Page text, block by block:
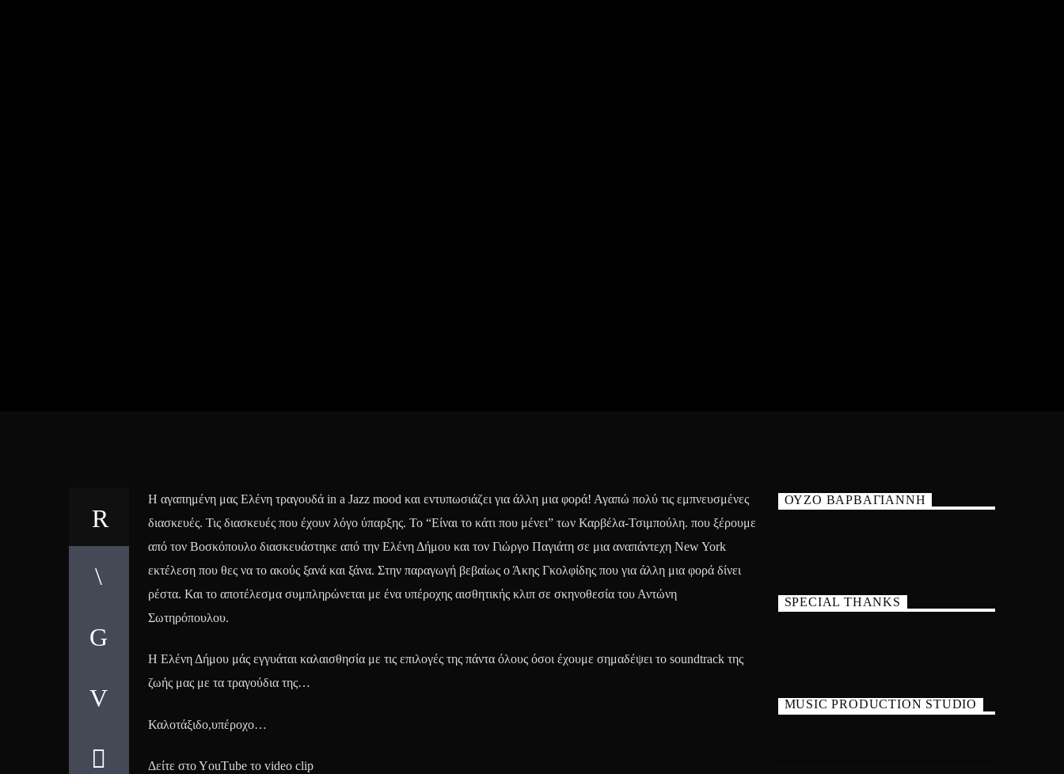
Η αγαπημένη μας Ελένη τραγουδά in a Jazz mood και εντυπωσιάζει για άλλη μια φορά! Αγαπώ πολύ τις εμπνευσμένες
διασκευές. Τις διασκευές που έχουν λόγο ύπαρξης. Το “Είναι το κάτι που μένει” των Καρβέλα-Τσιμπούλη. που ξέρουμε
από τον Βοσκόπουλο διασκευάστηκε από την Ελένη Δήμου και τον Γιώργο Παγιάτη σε μια αναπάντεχη New York
εκτέλεση που θες να το ακούς ξανά και ξάνα. Στην παραγωγή βεβαίως ο Άκης Γκολφίδης που για άλλη μια φορά δίνει
ρέστα. Και το αποτέλεσμα συμπληρώνεται με ένα υπέροχης αισθητικής κλιπ σε σκηνοθεσία του Αντώνη
Σωτηρόπουλου.
Η Ελένη Δήμου μάς εγγυάται καλαισθησία με τις επιλογές της πάντα όλους όσοι έχουμε σημαδέψει το soundtrack της
ζωής μας με τα τραγούδια της…
Καλοτάξιδο,υπέροχο…
Δείτε στο ΥouΤube το video clip
ΟΥΖΟ ΒΑΡΒΑΓΙΑΝΝΗ
SPECIAL THANKS
MUSIC PRODUCTION STUDIO